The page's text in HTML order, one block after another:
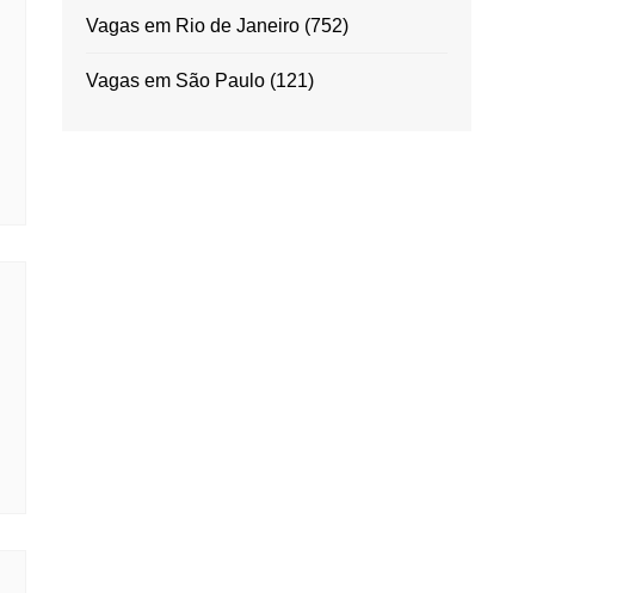
Vagas em Rio de Janeiro(752)
Vagas em São Paulo(121)